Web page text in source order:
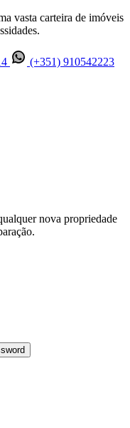
vasta carteira de imóveis
(+351) 910542223
nova propriedade